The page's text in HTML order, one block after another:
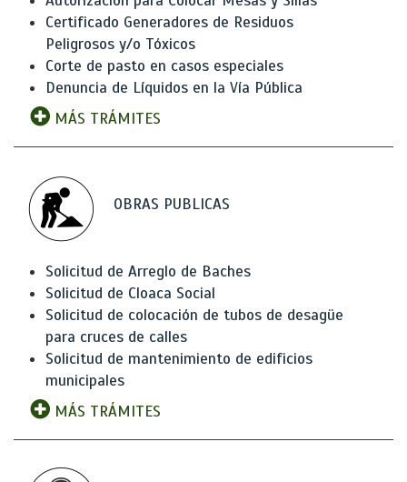
Certificado Generadores de Residuos
Peligrosos y/o Tóxicos
Corte de pasto en casos especiales
Denuncia de Líquidos en la Vía Pública
MÁS TRÁMITES
OBRAS PUBLICAS
Solicitud de Arreglo de Baches
Solicitud de Cloaca Social
Solicitud de colocación de tubos de desagüe
para cruces de calles
Solicitud de mantenimiento de edificios
municipales
MÁS TRÁMITES